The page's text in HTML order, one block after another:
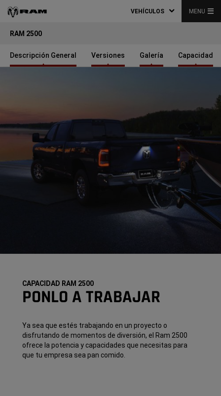
VEHÍCULOS MENU
RAM 2500
Descripción General Versiones Galería Capacidad
CAPACIDAD RAM 2500
PONLO A TRABAJAR
Ya sea que estés trabajando en un proyecto o
disfrutando de momentos de diversión, el Ram 2500
ofrece la potencia y capacidades que necesitas para
que tu empresa sea pan comido.